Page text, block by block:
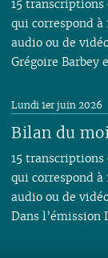
15 transcriptions
qui correspond
audio ou de
Grégoire Barbey
Bilan du
Lundi 1er juin 2026
15 transcriptions
qui correspond à
audio ou de
Dans l’émission